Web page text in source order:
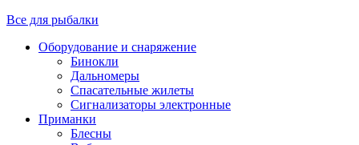
Все для рыбалки
Оборудование и снаряжение
Бинокли
Дальномеры
Спасательные жилеты
Сигнализаторы электронные
Приманки
Блесны